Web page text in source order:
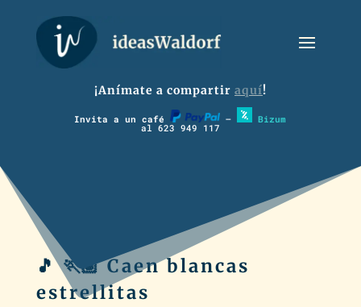
¡Anímate a compartir aquí!
Invita a un café – Bizum
al 623 949 117
🎵 🏃🏽 Caen blancas
estrellitas